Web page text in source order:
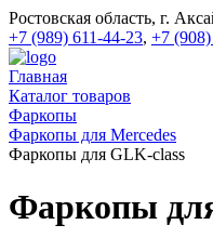
Ростовская область, г.
+7 (989) 611-44-23, +7
Главная
Каталог товаров
Фаркопы
Фаркопы для Mercedes
Фаркопы для GLK-class
Фаркопы